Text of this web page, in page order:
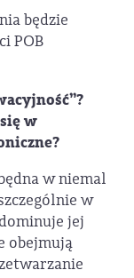
będzie
POB
w
w niemal
w
jej
obejmują